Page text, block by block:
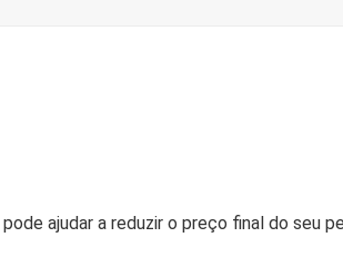
pode ajudar a reduzir o preço final do seu